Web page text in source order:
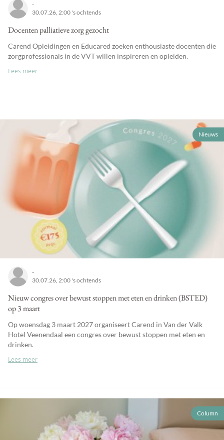
-
30.07.26, 2:00 's ochtends
Docenten palliatieve zorg gezocht
Carend Opleidingen en Educared zoeken enthousiaste docenten die
zorgprofessionals in de VVT willen inspireren en opleiden.
Lees meer
Nieuws
-
30.07.26, 2:00 's ochtends
Nieuw congres over bewust stoppen met eten en drinken (BSTED)
op 3 maart
Op woensdag 3 maart 2027 organiseert Carend in Van der Valk
Hotel Veenendaal een congres over bewust stoppen met eten en
drinken.
Lees meer
Column